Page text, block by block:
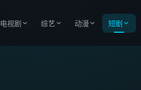
电视剧 综艺 动漫 短剧